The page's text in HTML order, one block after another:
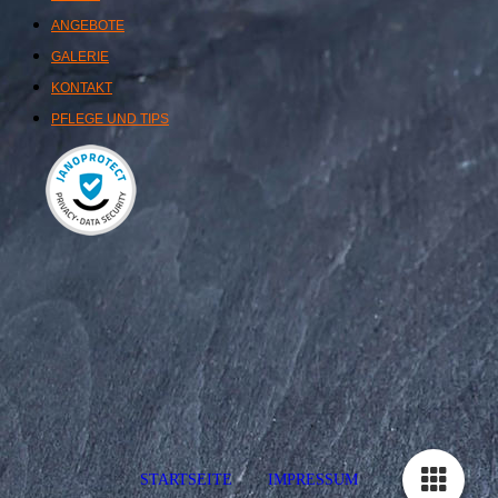
ANGEBOTE
GALERIE
KONTAKT
PFLEGE UND TIPS
STARTSEITE IMPRESSUM